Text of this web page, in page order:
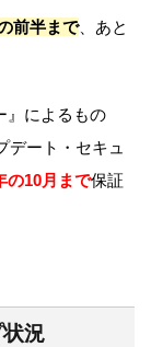
前半まで、あと
』によるもの
デート・セキュ
の10月まで保証
況